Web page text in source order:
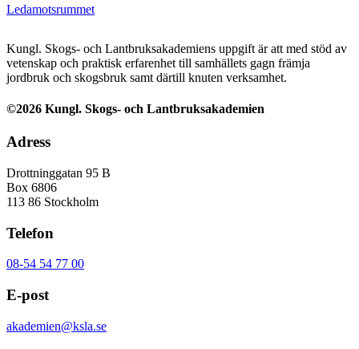
Ledamotsrummet
Kungl. Skogs- och Lantbruksakademiens uppgift är att med stöd av
vetenskap och praktisk erfarenhet till samhällets gagn främja
jordbruk och skogsbruk samt därtill knuten verksamhet.
©2026 Kungl. Skogs- och Lantbruksakademien
Adress
Drottninggatan 95 B
Box 6806
113 86 Stockholm
Telefon
08-54 54 77 00
E-post
akademien@ksla.se